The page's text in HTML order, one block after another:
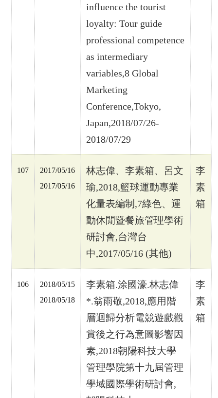
influence the tourist
loyalty: Tour guide
professional competence
as intermediary
variables,8 Global
Marketing
Conference,Tokyo,
Japan,2018/07/26-
2018/07/29
107
2017/05/16
2017/05/16
林志偉、李素箱、呂文
瑜,2018,籃球運動專業
化量表編制,7綠色、運
動休閒暨餐旅管理學術
研討會,台灣台
中,2017/05/16 (其他)
李
素
箱
106
2018/05/15
2018/05/18
李素箱.涂國濠.林志偉
*.翁雨敬,2018,應用階
層迴歸分析電競遊戲觀
賞後之行為意圖影響因
素,2018朝陽科技大學
管理學院第十九屆管理
學域國際學術研討會,
李
素
箱